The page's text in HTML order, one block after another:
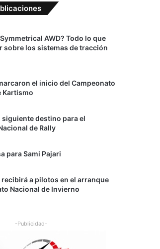
Symmetrical AWD? Todo lo que
sobre los sistemas de tracción
el inicio del Campeonato
Kartismo
siguiente destino para el
de Rally
para Sami Pajari
a pilotos en el arranque
Nacional de Invierno
-Publicidad-